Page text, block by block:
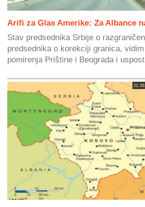
Arifi za Glas Amerike: Za Albance
Stav predsednika Srbije o
predsednika o korekciji granica,
pomirenja Prištine i Beograda i